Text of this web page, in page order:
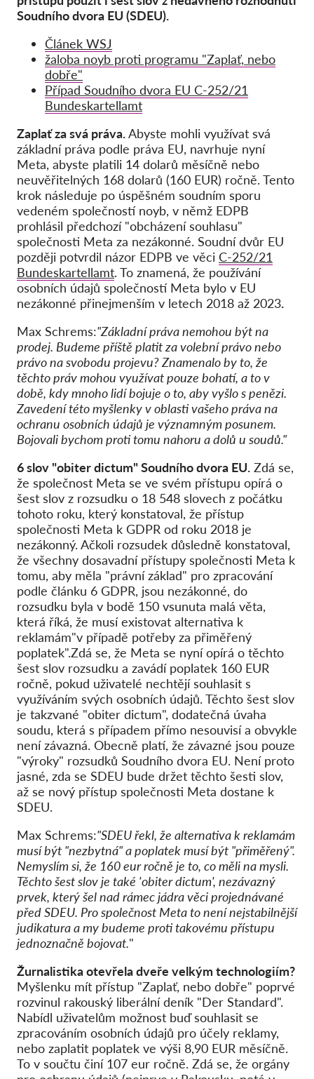
Soudního dvora EU (SDEU).
Článek WSJ
žaloba noyb proti programu "Zaplať, nebo
dobře"
Případ Soudního dvora EU C-252/21
Bundeskartellamt
Zaplať za svá práva.Abyste mohli využívat svá
základní práva podle práva EU, navrhuje nyní
Meta, abyste platili 14 dolarů měsíčně nebo
neuvěřitelných 168 dolarů (160 EUR) ročně. Tento
krok následuje po úspěšném soudním sporu
vedeném společností noyb, v němž EDPB
prohlásil předchozí "obcházení souhlasu"
společnosti Meta za nezákonné. Soudní dvůr EU
později potvrdil názor EDPB ve věci C-252/21
Bundeskartellamt. To znamená, že používání
osobních údajů společností Meta bylo v EU
nezákonné přinejmenším v letech 2018 až 2023.
Max Schrems:"Základní práva nemohou být na
prodej. Budeme příště platit za volební právo nebo
právo na svobodu projevu? Znamenalo by to, že
těchto práv mohou využívat pouze bohatí, a to v
době, kdy mnoho lidí bojuje o to, aby vyšlo s penězi.
Zavedení této myšlenky v oblasti vašeho práva na
ochranu osobních údajů je významným posunem.
Bojovali bychom proti tomu nahoru a dolů u soudů."
6 slov "obiter dictum" Soudního dvora EU. Zdá se,
že společnost Meta se ve svém přístupu opírá o
šest slov z rozsudku o 18 548 slovech z počátku
tohoto roku, který konstatoval, že přístup
společnosti Meta k GDPR od roku 2018 je
nezákonný. Ačkoli rozsudek důsledně konstatoval,
že všechny dosavadní přístupy společnosti Meta k
tomu, aby měla "právní základ" pro zpracování
podle článku 6 GDPR, jsou nezákonné, do
rozsudku byla v bodě 150 vsunuta malá věta,
která říká, že musí existovat alternativa k
reklamám"v případě potřeby za přiměřený
poplatek".Zdá se, že Meta se nyní opírá o těchto
šest slov rozsudku a zavádí poplatek 160 EUR
ročně, pokud uživatelé nechtějí souhlasit s
využíváním svých osobních údajů. Těchto šest slov
je takzvané "obiter dictum", dodatečná úvaha
soudu, která s případem přímo nesouvisí a obvykle
není závazná. Obecně platí, že závazné jsou pouze
"výroky" rozsudků Soudního dvora EU. Není proto
jasné, zda se SDEU bude držet těchto šesti slov,
až se nový přístup společnosti Meta dostane k
SDEU.
Max Schrems:"SDEU řekl, že alternativa k reklamám
musí být "nezbytná" a poplatek musí být "přiměřený".
Nemyslím si, že 160 eur ročně je to, co měli na mysli.
Těchto šest slov je také 'obiter dictum', nezávazný
prvek, který šel nad rámec jádra věci projednávané
před SDEU. Pro společnost Meta to není nejstabilnější
judikatura a my budeme proti takovému přístupu
jednoznačně bojovat."
Žurnalistika otevřela dveře velkým technologiím?
Myšlenku mít přístup "Zaplať, nebo dobře" poprvé
rozvinul rakouský liberální deník "Der Standard".
Nabídl uživatelům možnost buď souhlasit se
zpracováním osobních údajů pro účely reklamy,
nebo zaplatit poplatek ve výši 8,90 EUR měsíčně.
To v součtu činí 107 eur ročně. Zdá se, že orgány